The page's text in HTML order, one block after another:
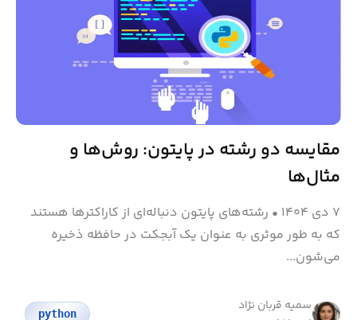
مقایسه دو رشته در پایتون: روش‌ها و
مثال‌ها
۷ دی ۱۴۰۴ • رشته‌های پایتون دنباله‌ای از کاراکترها هستند
که به طور موثری به عنوان یک آبجکت در حافظه ذخیره
می‌شون...
سمیه قربان نژاد python